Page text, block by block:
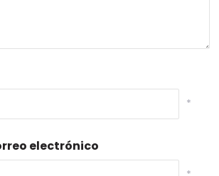
*
electrónico